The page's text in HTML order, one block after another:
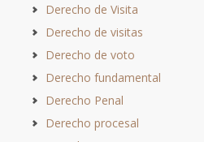
Derecho de Visita
Derecho de visitas
Derecho de voto
Derecho fundamental
Derecho Penal
Derecho procesal